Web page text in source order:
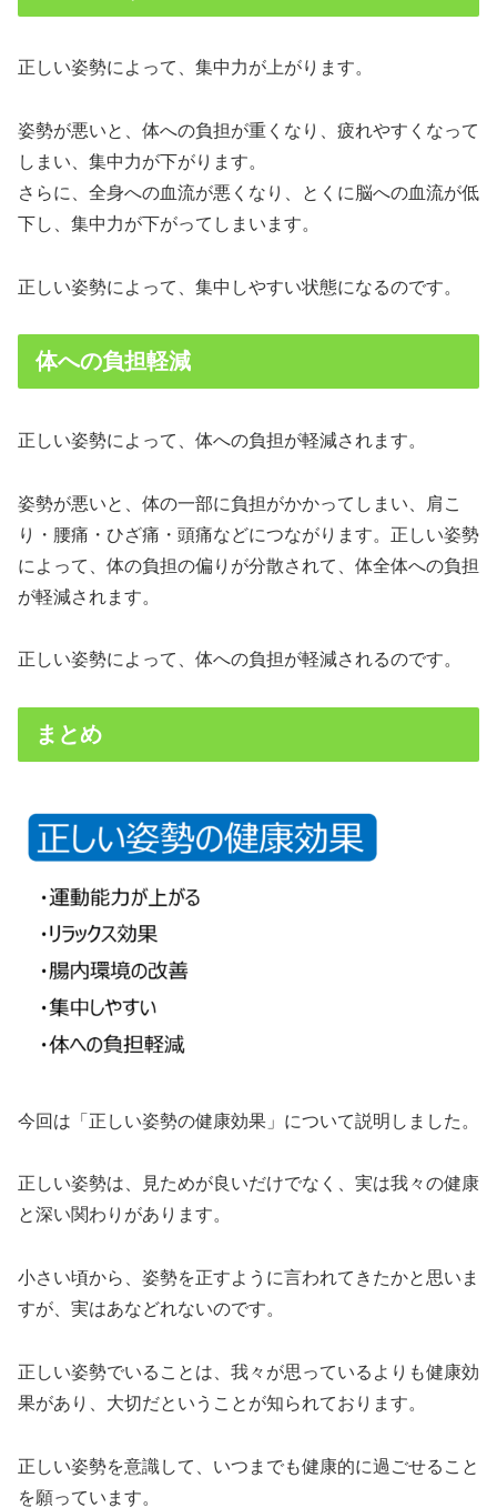
正しい姿勢によって、集中力が上がります。
姿勢が悪いと、体への負担が重くなり、疲れやすくなって
しまい、集中力が下がります。
さらに、全身への血流が悪くなり、とくに脳への血流が低
下し、集中力が下がってしまいます。
正しい姿勢によって、集中しやすい状態になるのです。
体への負担軽減
正しい姿勢によって、体への負担が軽減されます。
姿勢が悪いと、体の一部に負担がかかってしまい、肩こ
り・腰痛・ひざ痛・頭痛などにつながります。正しい姿勢
によって、体の負担の偏りが分散されて、体全体への負担
が軽減されます。
正しい姿勢によって、体への負担が軽減されるのです。
まとめ
今回は「正しい姿勢の健康効果」について説明しました。
正しい姿勢は、見ためが良いだけでなく、実は我々の健康
と深い関わりがあります。
小さい頃から、姿勢を正すように言われてきたかと思いま
すが、実はあなどれないのです。
正しい姿勢でいることは、我々が思っているよりも健康効
果があり、大切だということが知られております。
正しい姿勢を意識して、いつまでも健康的に過ごせること
を願っています。